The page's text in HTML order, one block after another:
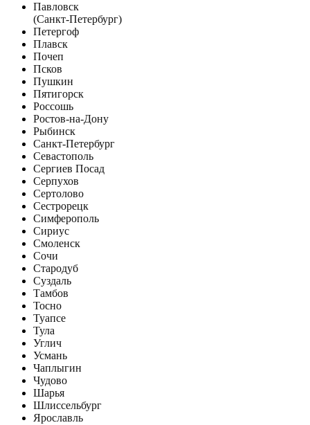
Павловск
(Санкт-Петербург)
Петергоф
Плавск
Почеп
Псков
Пушкин
Пятигорск
Россошь
Ростов-на-Дону
Рыбинск
Санкт-Петербург
Севастополь
Сергиев Посад
Серпухов
Сертолово
Сестрорецк
Симферополь
Сириус
Смоленск
Сочи
Стародуб
Суздаль
Тамбов
Тосно
Туапсе
Тула
Углич
Усмань
Чаплыгин
Чудово
Шарья
Шлиссельбург
Ярославль